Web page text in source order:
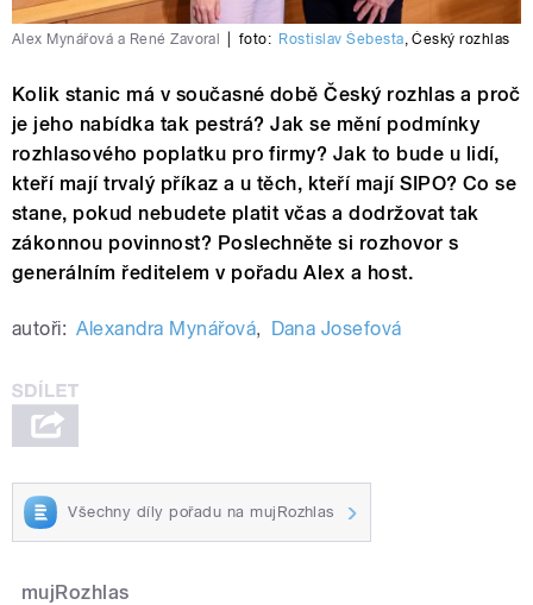
Alex Mynářová a René Zavoral foto: Rostislav Šebesta,Český rozhlas
Kolik stanic má v současné době Český rozhlas a proč
je jeho nabídka tak pestrá? Jak se mění podmínky
rozhlasového poplatku pro firmy? Jak to bude u lidí,
kteří mají trvalý příkaz a u těch, kteří mají SIPO? Co se
stane, pokud nebudete platit včas a dodržovat tak
zákonnou povinnost? Poslechněte si rozhovor s
generálním ředitelem v pořadu Alex a host.
autoři: Alexandra Mynářová, Dana Josefová
Všechny díly pořadu na mujRozhlas
mujRozhlas